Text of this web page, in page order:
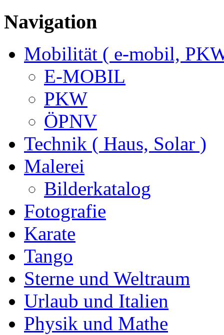
Navigation
Mobilität ( e-mobil,
E-MOBIL
PKW
ÖPNV
Technik ( Haus, Solar )
Malerei
Bilderkatalog
Fotografie
Karate
Tango
Sterne und Weltraum
Urlaub und Italien
Physik und Mathe